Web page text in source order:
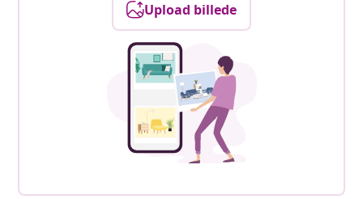
Upload billede